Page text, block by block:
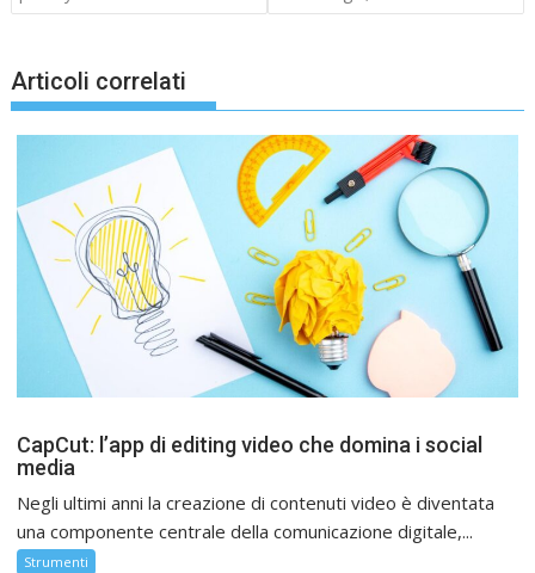
Articoli correlati
CapCut: l’app di editing video che domina i social
media
Negli ultimi anni la creazione di contenuti video è diventata
una componente centrale della comunicazione digitale,...
Strumenti